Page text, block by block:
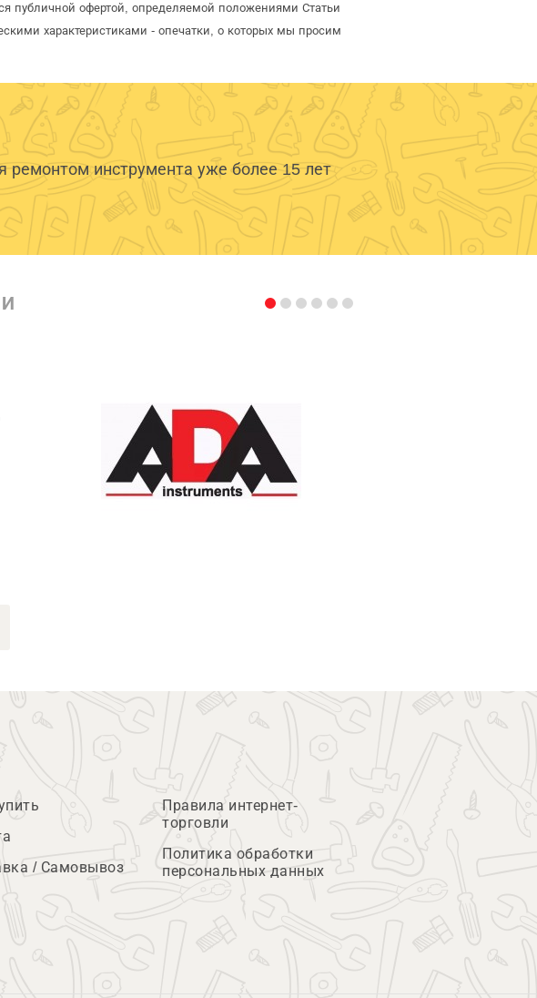
публичной офертой, определяемой положениями Статьи
характеристиками - опечатки, о которых мы просим
инструмента уже более 15 лет
/ Самовывоз
Правила интернет-
торговли
Политика обработки
персональных данных